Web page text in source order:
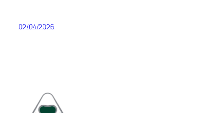
02/04/2026